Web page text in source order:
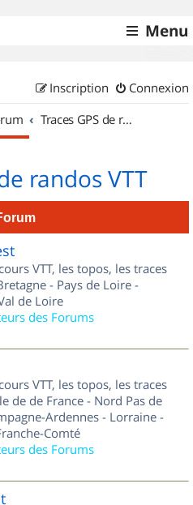
Menu
Connexion
Inscription
Traces GPS de randos VTT
randos VTT
VTT, les topos, les traces
- Pays de Loire -
de Loire
des Forums
VTT, les topos, les traces
de de France - Nord Pas de
Ardennes - Lorraine -
Comté
des Forums